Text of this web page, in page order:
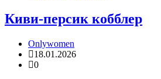
Киви-персик кобблер
Onlywomen
18.01.2026
0